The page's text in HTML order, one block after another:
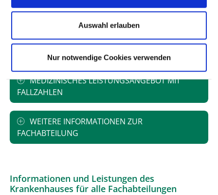
Auswahl erlauben
Nur notwendige Cookies verwenden
PERSONELLE AUSSTATTUNG
MEDIZINISCHES LEISTUNGSANGEBOT MIT
FALLZAHLEN
WEITERE INFORMATIONEN ZUR
FACHABTEILUNG
Informationen und Leistungen des
Krankenhauses für alle Fachabteilungen